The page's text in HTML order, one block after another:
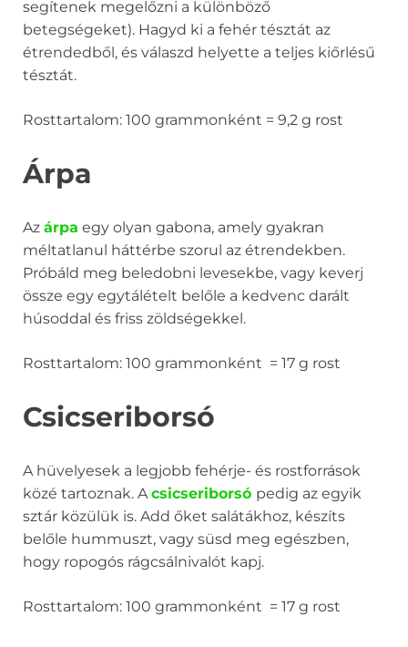
segítenek megelőzni a különböző
betegségeket). Hagyd ki a fehér tésztát az
étrendedből, és válaszd helyette a teljes kiőrlésű
tésztát.
Rosttartalom: 100 grammonként = 9,2 g rost
Árpa
Az árpa egy olyan gabona, amely gyakran
méltatlanul háttérbe szorul az étrendekben.
Próbáld meg beledobni levesekbe, vagy keverj
össze egy egytálételt belőle a kedvenc darált
húsoddal és friss zöldségekkel.
Rosttartalom: 100 grammonként = 17 g rost
Csicseriborsó
A hüvelyesek a legjobb fehérje- és rostforrások
közé tartoznak. Acsicseriborsó pedig az egyik
sztár közülük is. Add őket salátákhoz, készíts
belőle hummuszt, vagy süsd meg egészben,
hogy ropogós rágcsálnivalót kapj.
Rosttartalom: 100 grammonként = 17 g rost